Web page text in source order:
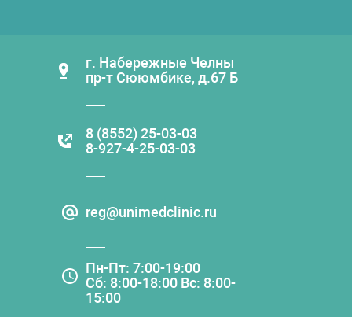
г. Набережные Челны
пр-т Сююмбике, д.67 Б
8 (8552) 25-03-03
8-927-4-25-03-03
reg@unimedclinic.ru
Пн-Пт: 7:00-19:00
Сб: 8:00-18:00 Вс: 8:00-
15:00